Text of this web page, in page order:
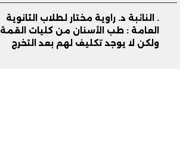
. النائبة د. راوية مختار لطلاب الثانوية
العامة : طب الأسنان من كليات القمة
ولكن لا يوجد تكليف لهم بعد التخرج